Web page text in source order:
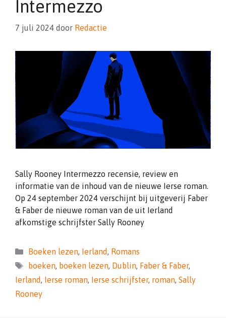
Intermezzo
7 juli 2024 door Redactie
Sally Rooney Intermezzo recensie, review en
informatie van de inhoud van de nieuwe Ierse roman.
Op 24 september 2024 verschijnt bij uitgeverij Faber
& Faber de nieuwe roman van de uit Ierland
afkomstige schrijfster Sally Rooney
Categorieën
Boeken lezen, Ierland, Romans
Tags
boeken, boeken lezen, Dublin, Faber & Faber,
Ierland, Ierse roman, Ierse schrijfster, roman, Sally
Rooney